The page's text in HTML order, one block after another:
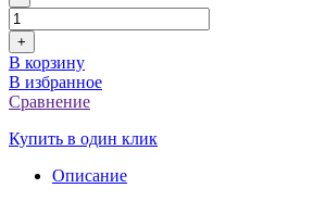
+
В корзину
В избранное
Сравнение
Купить в один клик
Описание